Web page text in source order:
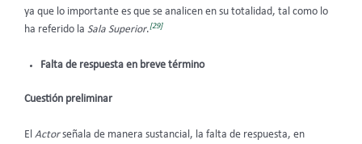
ya que lo importante es que se analicen en su totalidad, tal como lo
ha referido la Sala Superior.[29]
Falta de respuesta en breve término
Cuestión preliminar
El Actorseñala de manera sustancial, la falta de respuesta, en